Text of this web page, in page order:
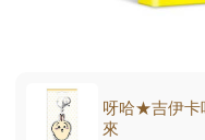
呀哈★吉伊卡
來